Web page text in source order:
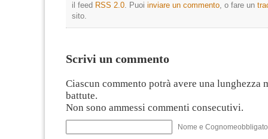
il feed RSS 2.0. Puoi inviare un commento, o fare un
sito.
Scrivi un commento
Ciascun commento potrà avere una lunghezza
battute.
Non sono ammessi commenti consecutivi.
Nome e